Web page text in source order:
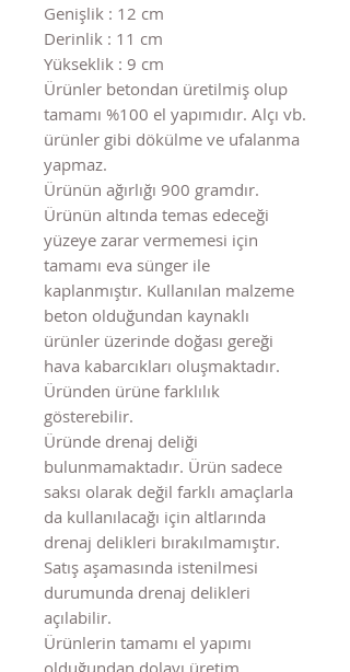
Genişlik : 12 cm
Derinlik : 11 cm
Yükseklik : 9 cm
Ürünler betondan üretilmiş olup
tamamı %100 el yapımıdır. Alçı vb.
ürünler gibi dökülme ve ufalanma
yapmaz.
Ürünün ağırlığı 900 gramdır.
Ürünün altında temas edeceği
yüzeye zarar vermemesi için
tamamı eva sünger ile
kaplanmıştır. Kullanılan malzeme
beton olduğundan kaynaklı
ürünler üzerinde doğası gereği
hava kabarcıkları oluşmaktadır.
Üründen ürüne farklılık
gösterebilir.
Üründe drenaj deliği
bulunmamaktadır. Ürün sadece
saksı olarak değil farklı amaçlarla
da kullanılacağı için altlarında
drenaj delikleri bırakılmamıştır.
Satış aşamasında istenilmesi
durumunda drenaj delikleri
açılabilir.
Ürünlerin tamamı el yapımı
olduğundan dolayı üretim